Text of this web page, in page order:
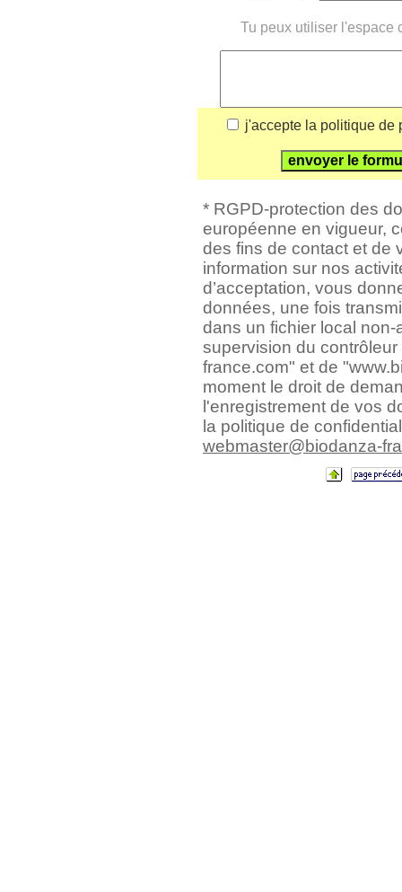
Tu peux utiliser l'espace
j'accepte la politique de
* RGPD-protection des
européenne en vigueur,
des fins de contact et de
information sur nos
d’acceptation, vous
données, une fois
dans un fichier local
supervision du
france.com" et de
moment le droit de
l'enregistrement de vos
la politique de
webmaster@biodanza-